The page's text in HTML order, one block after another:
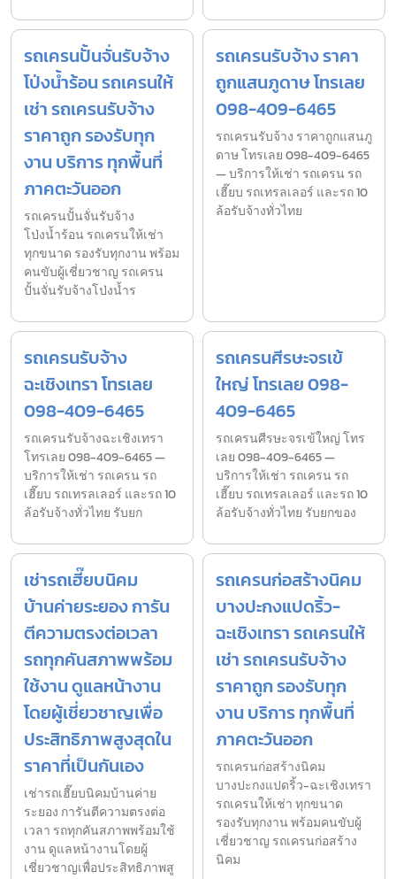
รถเครนปั้นจั่นรับจ้าง
โป่งน้ำร้อน รถเครนให้
เช่า รถเครนรับจ้าง
ราคาถูก รองรับทุก
งาน บริการ ทุกพื้นที่
ภาคตะวันออก
รถเครนปั้นจั่นรับจ้าง
โป่งน้ำร้อน รถเครนให้เช่า
ทุกขนาด รองรับทุกงาน พร้อม
คนขับผู้เชี่ยวชาญ รถเครน
ปั้นจั่นรับจ้างโป่งน้ำร
รถเครนรับจ้าง ราคา
ถูกแสนภูดาษ โทรเลย
098-409-6465
รถเครนรับจ้าง ราคาถูกแสนภู
ดาษ โทรเลย 098-409-6465
— บริการให้เช่า รถเครน รถ
เฮี๊ยบ รถเทรลเลอร์ และรถ 10
ล้อรับจ้างทั่วไทย
รถเครนรับจ้าง
ฉะเชิงเทรา โทรเลย
098-409-6465
รถเครนรับจ้างฉะเชิงเทรา
โทรเลย 098-409-6465 —
บริการให้เช่า รถเครน รถ
เฮี๊ยบ รถเทรลเลอร์ และรถ 10
ล้อรับจ้างทั่วไทย รับยก
รถเครนศีรษะจรเข้
ใหญ่ โทรเลย 098-
409-6465
รถเครนศีรษะจรเข้ใหญ่ โทร
เลย 098-409-6465 —
บริการให้เช่า รถเครน รถ
เฮี๊ยบ รถเทรลเลอร์ และรถ 10
ล้อรับจ้างทั่วไทย รับยกของ
เช่ารถเฮี๊ยบนิคม
บ้านค่ายระยอง การัน
ตีความตรงต่อเวลา
รถทุกคันสภาพพร้อม
ใช้งาน ดูแลหน้างาน
โดยผู้เชี่ยวชาญเพื่อ
ประสิทธิภาพสูงสุดใน
ราคาที่เป็นกันเอง
เช่ารถเฮี๊ยบนิคมบ้านค่าย
ระยอง การันตีความตรงต่อ
เวลา รถทุกคันสภาพพร้อมใช้
งาน ดูแลหน้างานโดยผู้
เชี่ยวชาญเพื่อประสิทธิภาพสู
รถเครนก่อสร้างนิคม
บางปะกงแปดริ้ว-
ฉะเชิงเทรา รถเครนให้
เช่า รถเครนรับจ้าง
ราคาถูก รองรับทุก
งาน บริการ ทุกพื้นที่
ภาคตะวันออก
รถเครนก่อสร้างนิคม
บางปะกงแปดริ้ว-ฉะเชิงเทรา
รถเครนให้เช่า ทุกขนาด
รองรับทุกงาน พร้อมคนขับผู้
เชี่ยวชาญ รถเครนก่อสร้าง
นิคม